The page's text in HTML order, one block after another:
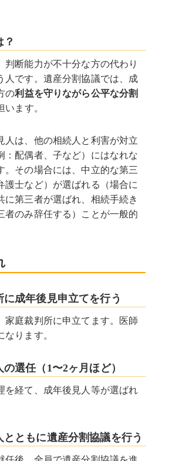
？
判断能力が不十分な方の代わり
人です。遺産分割協議では、成
の利益を守りながら公平な分割
います。
は、他の相続人と利害が対立
：配偶者、子など）にはなれな
。その場合には、中立的な第三
護士など）が選ばれる（場合に
に第三者が選ばれ、相続手続き
者のみ辞任する）ことが一般的
に成年後見申立てを行う
家庭裁判所に申立てます。医師
ります。
選任（1〜2ヶ月ほど）
を経て、成年後見人等が選ばれ
とともに遺産分割協議を行う